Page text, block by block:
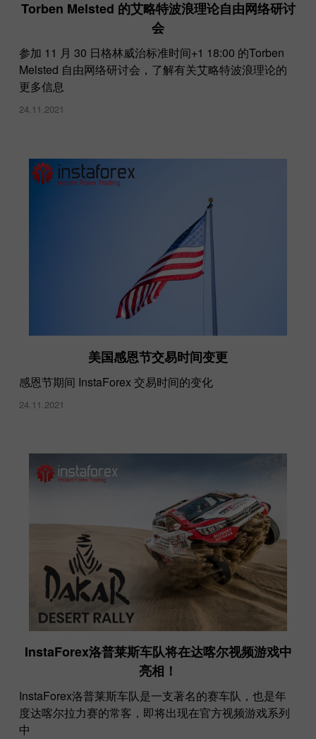
Torben Melsted 的艾略特波浪理论自由网络研讨
会
参加 11 月 30 日格林威治标准时间+1 18:00 的Torben
Melsted 自由网络研讨会，了解有关艾略特波浪理论的
更多信息
24.11.2021
美国感恩节交易时间变更
感恩节期间 InstaForex 交易时间的变化
24.11.2021
InstaForex洛普莱斯车队将在达喀尔视频游戏中
亮相！
InstaForex洛普莱斯车队是一支著名的赛车队，也是年
度达喀尔拉力赛的常客，即将出现在官方视频游戏系列
中